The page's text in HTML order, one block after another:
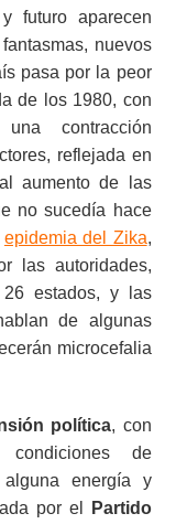
futuro aparecen
nuevos
pasa por la peor
de los 1980, con
contracción
reflejada en
aumento de las
no sucedía hace
epidemia del Zika,
las autoridades,
estados, y las
de algunas
microcefalia
política, con
de
alguna energía y
por el
Partido